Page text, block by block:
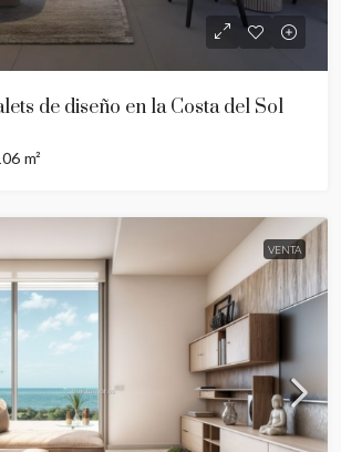
de diseño en la Costa del Sol
m²
VENTA